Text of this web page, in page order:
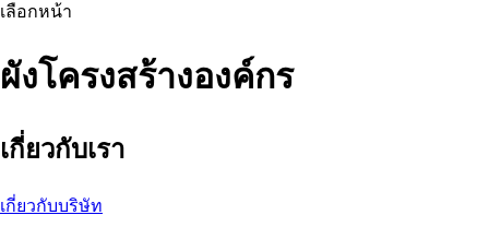
เลือกหน้า
ผังโครงสร้างองค์กร
เกี่ยวกับเรา
เกี่ยวกับบริษัท